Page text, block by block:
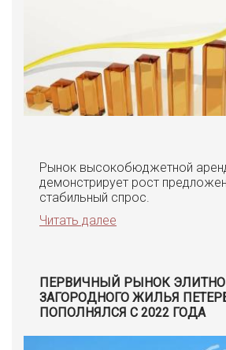
Рынок высокобюджетной
демонстрирует рост
стабильный спрос.
Читать далее
ПЕРВИЧНЫЙ РЫНОК
ЗАГОРОДНОГО ЖИЛЬЯ
ПОПОЛНЯЛСЯ С 2022 ГОДА